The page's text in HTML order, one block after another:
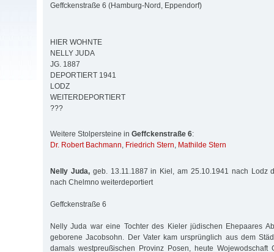
Geffckenstraße 6 (Hamburg-Nord, Eppendorf)
HIER WOHNTE
NELLY JUDA
JG. 1887
DEPORTIERT 1941
LODZ
WEITERDEPORTIERT
???
Weitere Stolpersteine in Geffckenstraße 6:
Dr. Robert Bachmann, Friedrich Stern, Mathilde Stern
Nelly Juda,geb. 13.11.1887 in Kiel, am 25.10.1941 nach Lodz
nach Chelmno weiterdeportiert
Geffckenstraße 6
Nelly Juda war eine Tochter des Kieler jüdischen Ehepaares
geborene Jacobsohn. Der Vater kam ursprünglich aus dem
damals westpreußischen Provinz Posen, heute Wojewodschaft